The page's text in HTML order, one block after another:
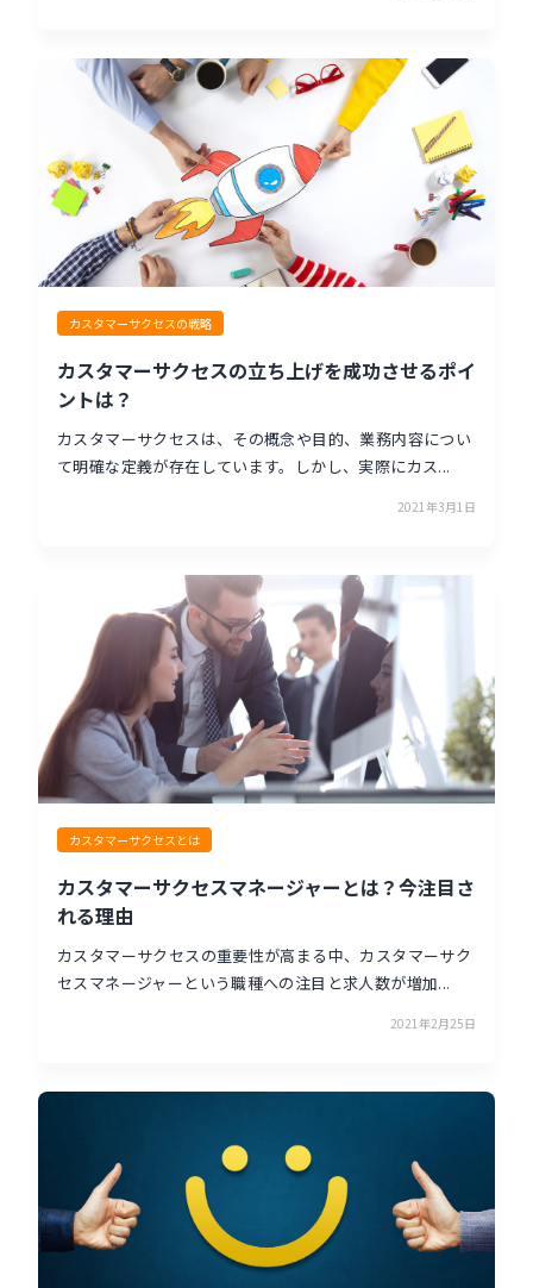
カスタマーサクセスの戦略
カスタマーサクセスの立ち上げを成功させるポイ
ントは？
カスタマーサクセスは、その概念や目的、業務内容につい
て明確な定義が存在しています。しかし、実際にカス...
2021年3月1日
カスタマーサクセスとは
カスタマーサクセスマネージャーとは？今注目さ
れる理由
カスタマーサクセスの重要性が高まる中、カスタマーサク
セスマネージャーという職種への注目と求人数が増加...
2021年2月25日